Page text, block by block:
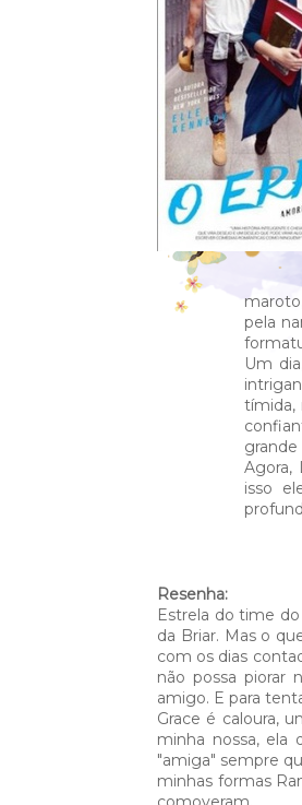
pela
Um
tímida,
grande
Agora,
isso
Resenha:
Estrela do time
da Briar. Mas o
com os dias
não possa piorar
amigo. E para
Grace é caloura,
minha nossa, ela
"amiga" sempre
minhas formas